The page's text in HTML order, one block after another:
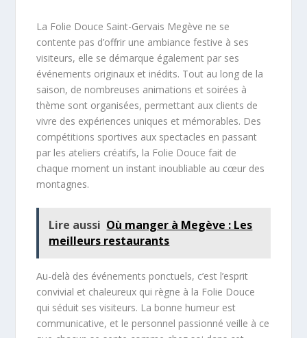
La Folie Douce Saint-Gervais Megève ne se
contente pas d’offrir une ambiance festive à ses
visiteurs, elle se démarque également par ses
événements originaux et inédits. Tout au long de la
saison, de nombreuses animations et soirées à
thème sont organisées, permettant aux clients de
vivre des expériences uniques et mémorables. Des
compétitions sportives aux spectacles en passant
par les ateliers créatifs, la Folie Douce fait de
chaque moment un instant inoubliable au cœur des
montagnes.
Lire aussi Où manger à Megève : Les
meilleurs restaurants
Au-delà des événements ponctuels, c’est l’esprit
convivial et chaleureux qui règne à la Folie Douce
qui séduit ses visiteurs. La bonne humeur est
communicative, et le personnel passionné veille à ce